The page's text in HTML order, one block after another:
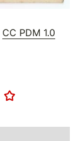
CC PDM 1.0